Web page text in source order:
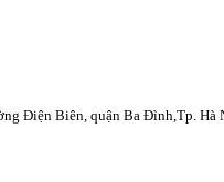
Điện Biên, quận Ba Đình,Tp.